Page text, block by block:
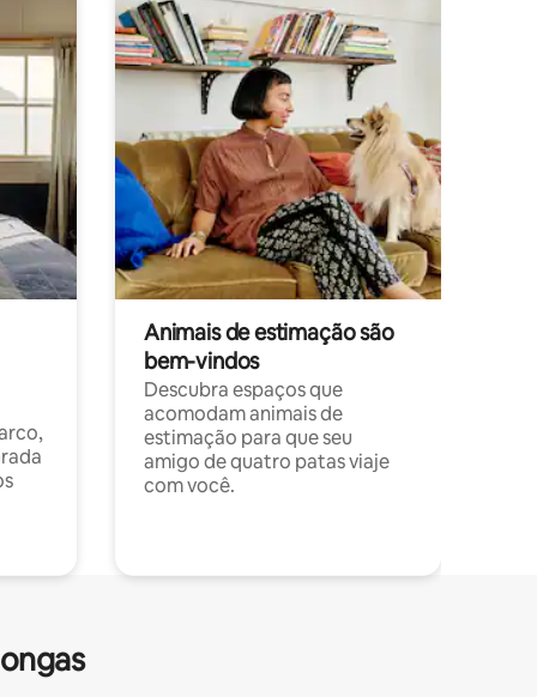
Animais de estimação são
bem-vindos
Descubra espaços que
acomodam animais de
estimação para que seu
amigo de quatro patas viaje
com você.